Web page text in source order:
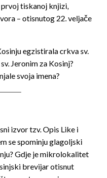
tiskanoj knjizi,
– otisnutog 22. veljače
egzistirala crkva sv.
Jeronim za Kosinj?
svoja imena?
izvor tzv. Opis Like i
se spominju glagoljski
Gdje je mikrolokalitet
brevijar otisnut